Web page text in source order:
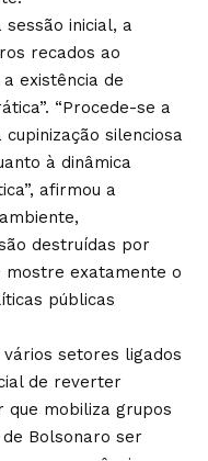
inicial, a
recados ao
existência de
“Procede-se a
silenciosa
à dinâmica
afirmou a
destruídas por
mostre exatamente o
públicas
setores ligados
de reverter
mobiliza grupos
Bolsonaro ser